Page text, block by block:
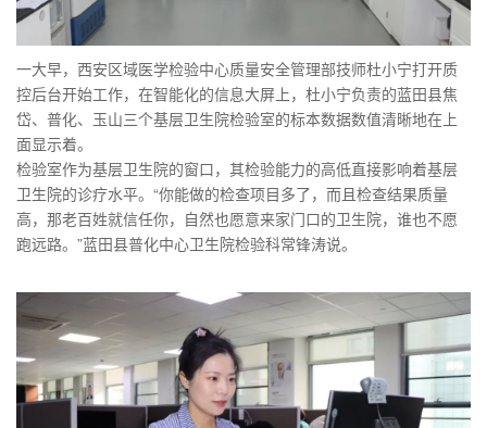
一大早，西安区域医学检验中心质量安全管理部技师杜小宁打开质
控后台开始工作，在智能化的信息大屏上，杜小宁负责的蓝田县焦
岱、普化、玉山三个基层卫生院检验室的标本数据数值清晰地在上
面显示着。
检验室作为基层卫生院的窗口，其检验能力的高低直接影响着基层
卫生院的诊疗水平。“你能做的检查项目多了，而且检查结果质量
高，那老百姓就信任你，自然也愿意来家门口的卫生院，谁也不愿
跑远路。”蓝田县普化中心卫生院检验科常锋涛说。